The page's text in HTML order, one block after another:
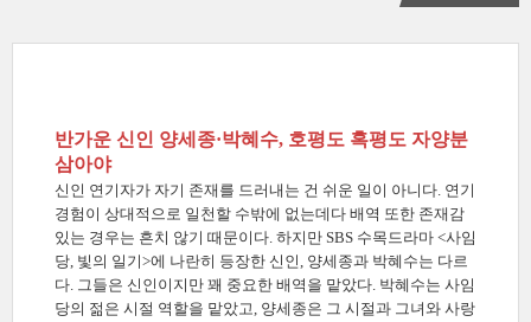
반가운 신인 양세종·박혜수, 호평도 혹평도 자양분
삼아야
신인 연기자가 자기 존재를 드러내는 건 쉬운 일이 아니다. 연기
경험이 상대적으로 일천할 수밖에 없는데다 배역 또한 존재감
있는 경우는 흔치 않기 때문이다. 하지만 SBS 수목드라마 <사임
당, 빛의 일기>에 나란히 등장한 신인, 양세종과 박혜수는 다르
다. 그들은 신인이지만 꽤 중요한 배역을 맡았다. 박혜수는 사임
당의 젊은 시절 역할을 맡았고, 양세종은 그 시절과 그녀와 사랑